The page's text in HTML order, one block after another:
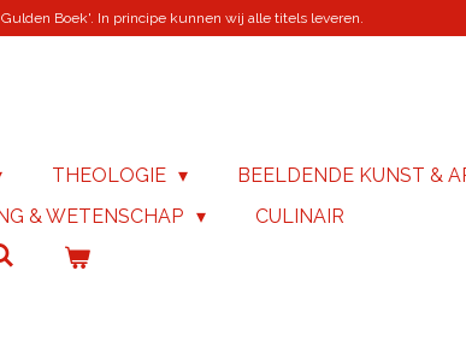
Boek'. In principe kunnen wij alle titels leveren.
THEOLOGIE
BEELDENDE KUNST &
& WETENSCHAP
CULINAIR